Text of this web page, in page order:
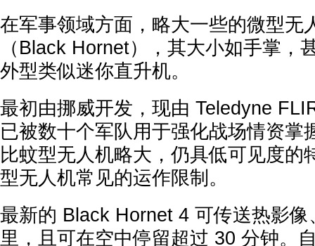
在军事领域方面，略大一些的微型无
（Black Hornet），其大小如手掌，
外型类似迷你直升机。
最初由挪威开发，现由 Teledyne
已被数十个军队用于强化战场情资掌
比蚊型无人机略大，仍具低可见度的
型无人机常见的运作限制。
最新的 Black Hornet 4 可传送热影
里，且可在空中停留超过 30 分钟。